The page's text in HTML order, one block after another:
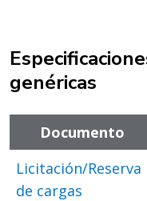
genéricas
Documento
Licitación/Reserva
de cargas